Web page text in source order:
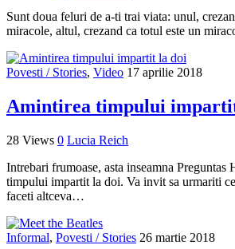
Sunt doua feluri de a-ti trai viata: unul,
miracole, altul, crezand ca totul este un
Povesti / Stories, Video 17 aprilie 2018
Amintirea timpului
28 Views 0 Lucia Reich
Intrebari frumoase, asta inseamna Preguntas
timpului impartit la doi. Va invit sa urmariti
faceti altceva…
Informal, Povesti / Stories 26 martie 2018